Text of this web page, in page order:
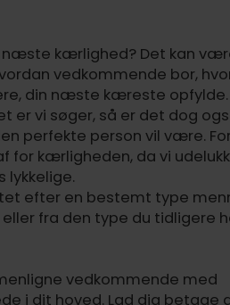
kærlighed? Det kan
vedkommende bor,
din næste kæreste opfylde.
er vi søger, så er det dog
perfekte person vil være.
for kærligheden, da vi
lykkelige.
efter en bestemt type
fra den type du tidligere
vedkommende med
i dit hoved. Lad dig betage